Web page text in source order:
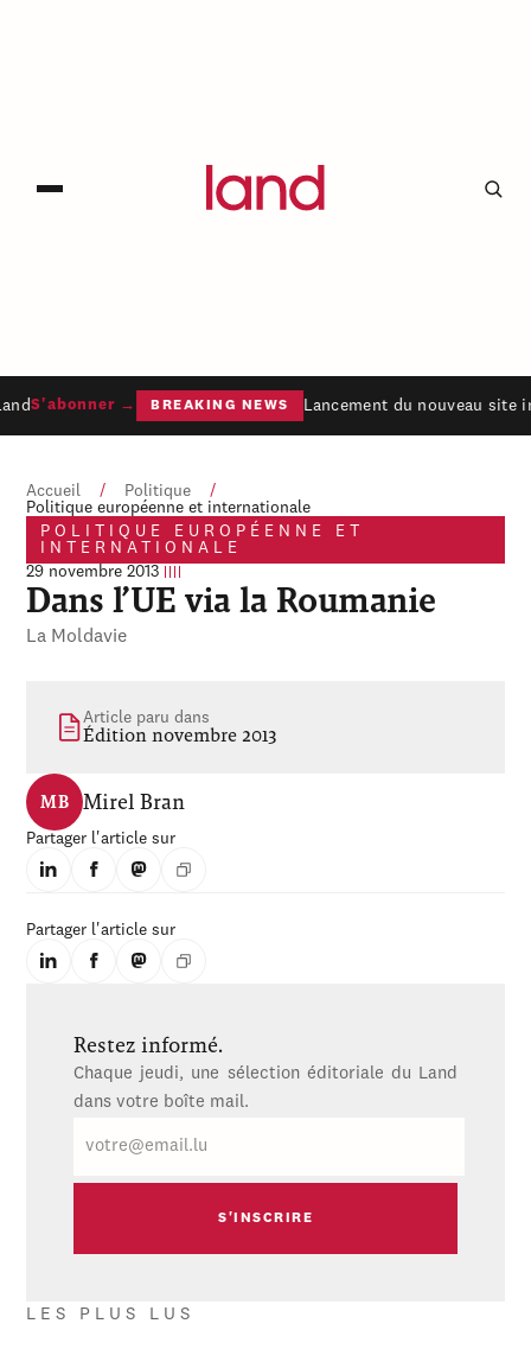
S'abonner → BREAKING NEWS Lancement du nouveau site
Accueil / Politique
/
Politique européenne et internationale
POLITIQUE EUROPÉENNE ET
INTERNATIONALE
29 novembre 2013
Dans l’UE via la Roumanie
La Moldavie
Article paru dans
Édition novembre 2013
MB Mirel Bran
Partager l'article sur
Partager l'article sur
Restez informé.
Chaque jeudi, une sélection éditoriale du Land
dans votre boîte mail.
mail
LES PLUS LUS